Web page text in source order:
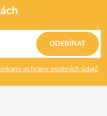
ochrany osobních údajů
ODEBÍRAT